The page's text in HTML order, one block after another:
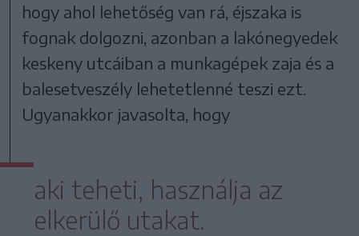
hogy ahol lehetőség van rá, éjszaka is
fognak dolgozni, azonban a lakónegyedek
keskeny utcáiban a munkagépek zaja és a
balesetveszély lehetetlenné teszi ezt.
Ugyanakkor javasolta, hogy
aki teheti, használja az
elkerülő utakat.